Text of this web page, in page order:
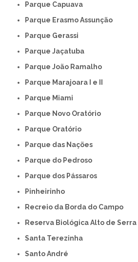
Parque Capuava
Parque Erasmo Assunção
Parque Gerassi
Parque Jaçatuba
Parque João Ramalho
Parque Marajoara I e II
Parque Miami
Parque Novo Oratório
Parque Oratório
Parque das Nações
Parque do Pedroso
Parque dos Pássaros
Pinheirinho
Recreio da Borda do Campo
Reserva Biológica Alto de Serra
Santa Terezinha
Santo André